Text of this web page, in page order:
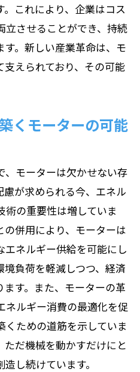
これにより、企業はコス
立させることができ、持続
。新しい産業革命は、モ
えられており、その可能
くモーターの可能
、モーターは欠かせない存
が求められる今、エネル
の重要性は増していま
併用により、モーターは
エネルギー供給を可能にし
負荷を軽減しつつ、経済
す。また、モーターの革
ネルギー消費の最適化を促
ための道筋を示していま
だ機械を動かすだけにと
し続けています。